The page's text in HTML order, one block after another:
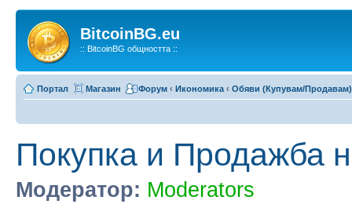
BitcoinBG.eu
:: BitcoinBG общността ::
Портал Магазин Форум ‹ Икономика ‹ Обяви (Купувам/Продавам)
Покупка и Продажба
Модератор: Moderators